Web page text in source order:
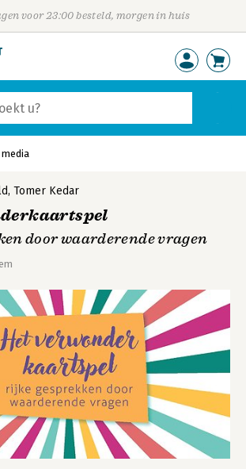
voor 23:00 besteld, morgen in huis
, Tomer Kedar
door waarderende vragen